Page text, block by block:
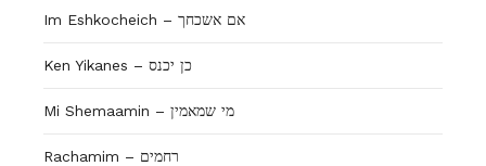
Im Eshkocheich – אם אשכחך
Ken Yikanes – כן יכנס
Mi Shemaamin – מי שמאמין
Rachamim – רחמים